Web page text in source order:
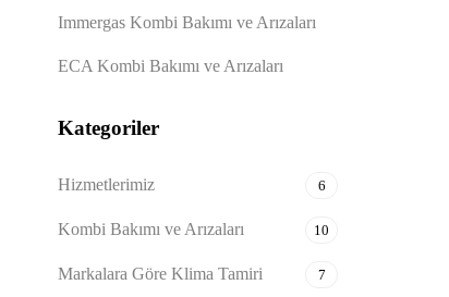
Immergas Kombi Bakımı ve Arızaları
ECA Kombi Bakımı ve Arızaları
Kategoriler
Hizmetlerimiz 6
Kombi Bakımı ve Arızaları 10
Markalara Göre Klima Tamiri 7